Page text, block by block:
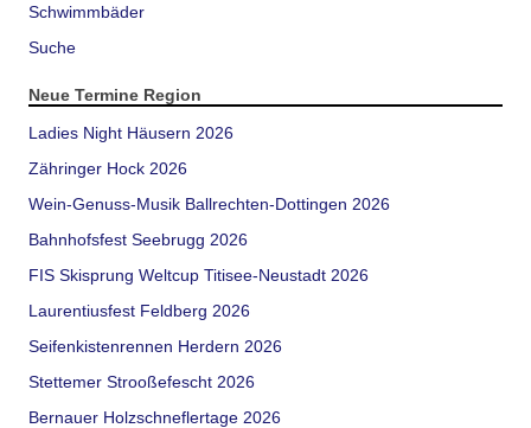
Schwimmbäder
Suche
Neue Termine Region
Ladies Night Häusern 2026
Zähringer Hock 2026
Wein-Genuss-Musik Ballrechten-Dottingen 2026
Bahnhofsfest Seebrugg 2026
FIS Skisprung Weltcup Titisee-Neustadt 2026
Laurentiusfest Feldberg 2026
Seifenkistenrennen Herdern 2026
Stettemer Strooßefescht 2026
Bernauer Holzschneflertage 2026